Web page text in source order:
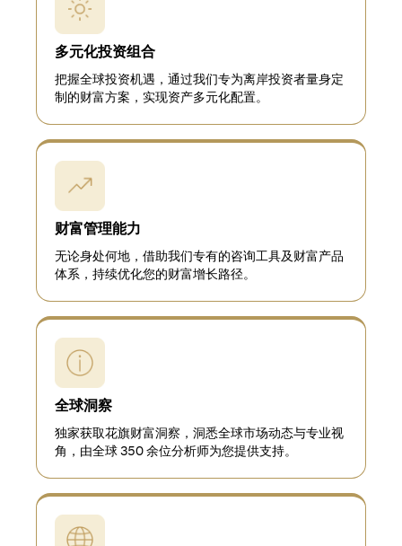
多元化投资组合
把握全球投资机遇，通过我们专为离岸投资者量身定
制的财富方案，实现资产多元化配置。
财富管理能力
无论身处何地，借助我们专有的咨询工具及财富产品
体系，持续优化您的财富增长路径。
全球洞察
独家获取花旗财富洞察，洞悉全球市场动态与专业视
角，由全球 350 余位分析师为您提供支持。